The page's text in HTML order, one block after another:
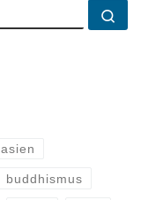
asien
buddhismus